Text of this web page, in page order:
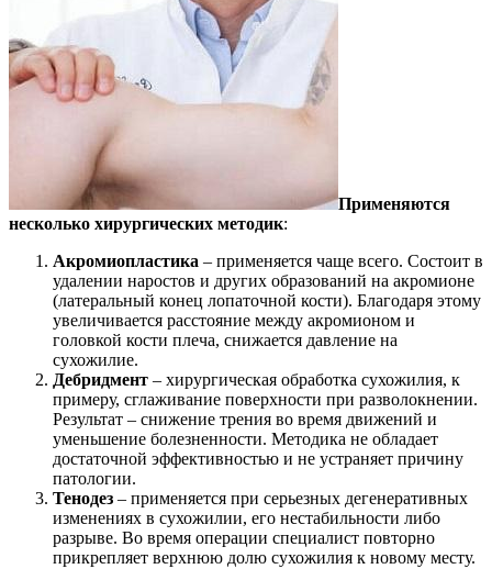
Применяются
несколько хирургических методик:
Акромиопластика – применяется чаще всего. Состоит в
удалении наростов и других образований на акромионе
(латеральный конец лопаточной кости). Благодаря этому
увеличивается расстояние между акромионом и
головкой кости плеча, снижается давление на
сухожилие.
Дебридмент – хирургическая обработка сухожилия, к
примеру, сглаживание поверхности при разволокнении.
Результат – снижение трения во время движений и
уменьшение болезненности. Методика не обладает
достаточной эффективностью и не устраняет причину
патологии.
Тенодез – применяется при серьезных дегенеративных
изменениях в сухожилии, его нестабильности либо
разрыве. Во время операции специалист повторно
прикрепляет верхнюю долю сухожилия к новому месту.